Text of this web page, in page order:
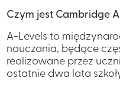
Czym jest Cambridge
A-Levels to
nauczania, będące
realizowane przez
ostatnie dwa lata